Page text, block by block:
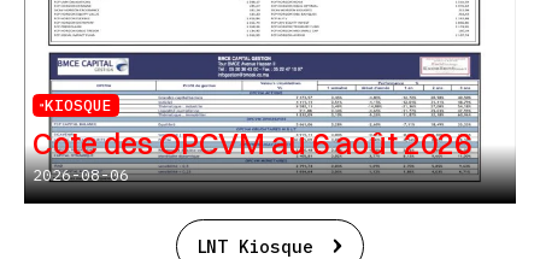
KIOSQUE
Cote des OPCVM au 6 août 2026
2026-08-06
LNT Kiosque